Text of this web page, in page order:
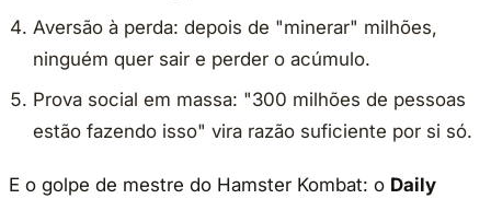
Aversão à perda: depois de "minerar" milhões,
ninguém quer sair e perder o acúmulo.
Prova social em massa: "300 milhões de pessoas
estão fazendo isso" vira razão suficiente por si só.
E o golpe de mestre do Hamster Kombat: o Daily